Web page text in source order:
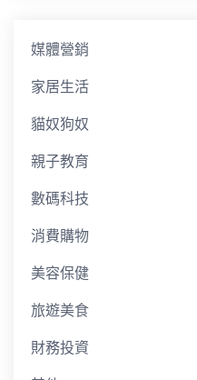
媒體營銷
家居生活
貓奴狗奴
親子教育
數碼科技
消費購物
美容保健
旅遊美食
財務投資